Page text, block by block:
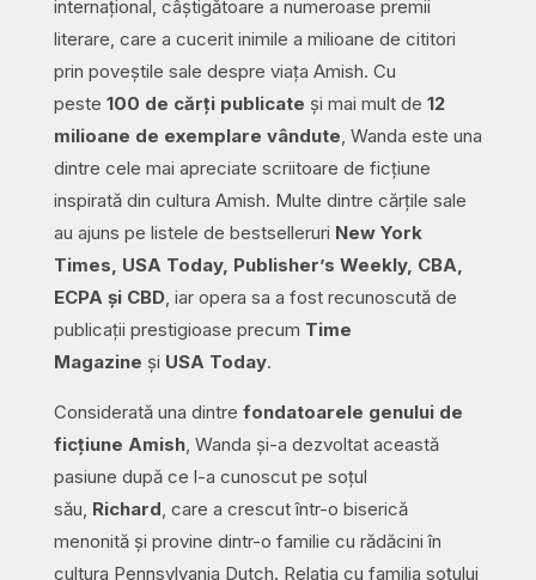
internațional, câștigătoare a numeroase premii
literare, care a cucerit inimile a milioane de cititori
prin poveștile sale despre viața Amish. Cu
peste 100 de cărți publicate și mai mult de 12
milioane de exemplare vândute, Wanda este una
dintre cele mai apreciate scriitoare de ficțiune
inspirată din cultura Amish. Multe dintre cărțile sale
au ajuns pe listele de bestselleruri New York
Times, USA Today, Publisher’s Weekly, CBA,
ECPA și CBD, iar opera sa a fost recunoscută de
publicații prestigioase precum Time
Magazine și USA Today.
Considerată una dintre fondatoarele genului de
ficțiune Amish, Wanda și-a dezvoltat această
pasiune după ce l-a cunoscut pe soțul
său, Richard, care a crescut într-o biserică
menonită și provine dintr-o familie cu rădăcini în
cultura Pennsylvania Dutch. Relația cu familia soțului